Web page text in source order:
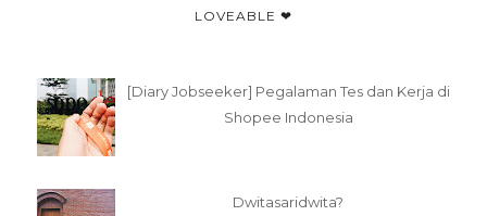
LOVEABLE ❤
[Diary Jobseeker] Pegalaman Tes dan Kerja di
Shopee Indonesia
Dwitasaridwita?